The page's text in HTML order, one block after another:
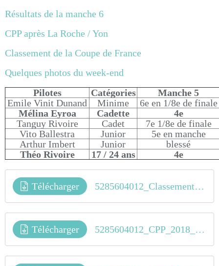
Résultats de la manche 6
CPP après La Roche / Yon
Classement de la Coupe de France
Quelques photos du week-end
Pilotes
Catégories
Manche 5
Emile Vinit Dunand
Minime
6e en 1/8e de finale
Mélina Eyroa
Cadette
4e
Tanguy Rivoire
Cadet
7e 1/8e de finale
Vito Ballestra
Junior
5e en manche
Arthur Imbert
Junior
blessé
Théo Rivoire
17 / 24 ans 4e
Télécharger 5285604012_Classement_General_Coupe_de_France_BMX_2018
Télécharger 5285604012_CPP_2018_National_apres_La_Roche_sur_Yon